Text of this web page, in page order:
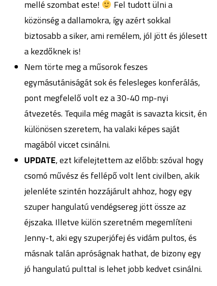
mellé szombat este!
Fel tudott ülni a
közönség a dallamokra, így azért sokkal
biztosabb a siker, ami remélem, jól jött és jólesett
a kezdőknek is!
Nem törte meg a műsorok feszes
egymásutániságát sok és felesleges konferálás,
pont megfelelő volt ez a 30-40 mp-nyi
átvezetés. Tequila még magát is savazta kicsit, én
különösen szeretem, ha valaki képes saját
magából viccet csinálni.
UPDATE, ezt kifelejtettem az előbb: szóval hogy
csomó művész és fellépő volt lent civilben, akik
jelenléte szintén hozzájárult ahhoz, hogy egy
szuper hangulatú vendégsereg jött össze az
éjszaka. Illetve külön szeretném megemlíteni
Jenny-t, aki egy szuperjófej és vidám pultos, és
másnak talán apróságnak hathat, de bizony egy
jó hangulatú pulttal is lehet jobb kedvet csinálni.